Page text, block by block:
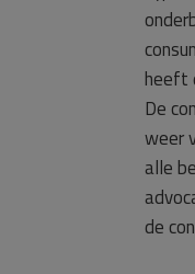
heeft
De
weer
alle
de